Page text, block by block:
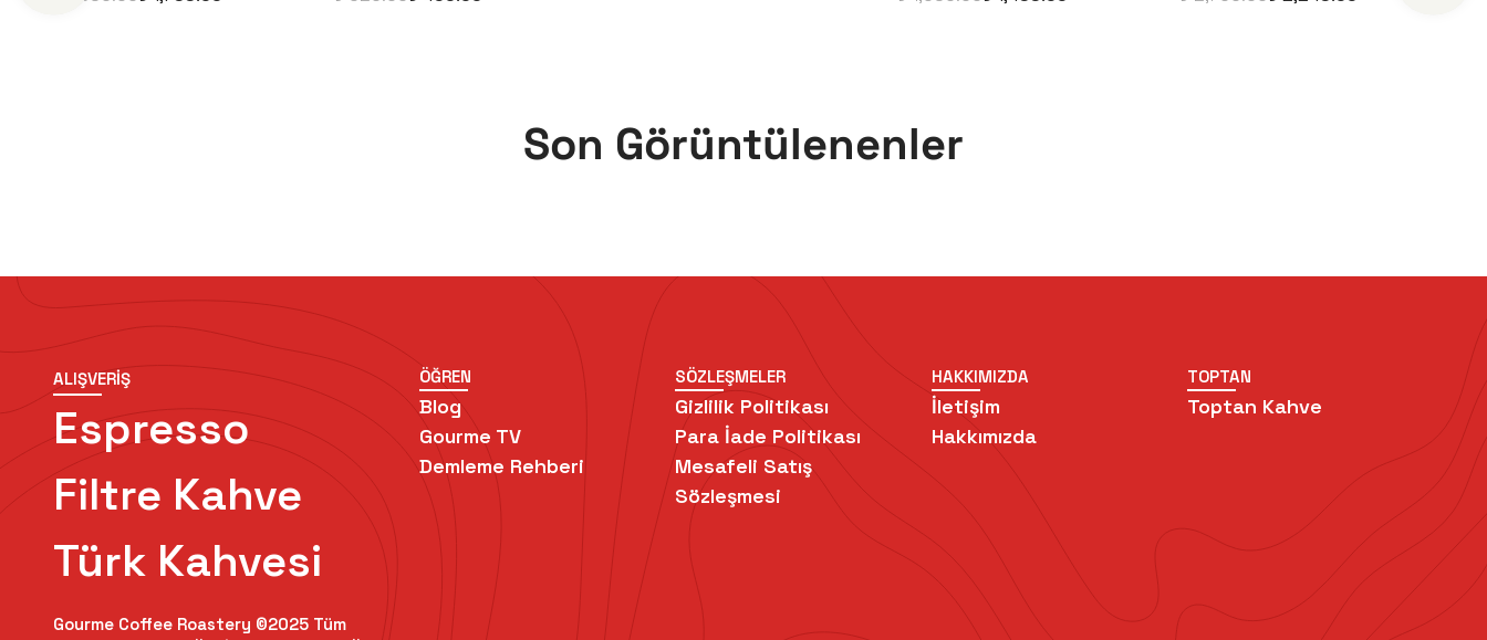
Son Görüntülenenler
ALIŞVERİŞ
Espresso
Filtre Kahve
Türk Kahvesi
Gourme Coffee Roastery ©2025 Tüm
ÖĞREN
Blog
Gourme TV
Demleme Rehberi
SÖZLEŞMELER
Gizlilik Politikası
Para İade Politikası
Mesafeli Satış
Sözleşmesi
HAKKIMIZDA
İletişim
Hakkımızda
TOPTAN
Toptan Kahve